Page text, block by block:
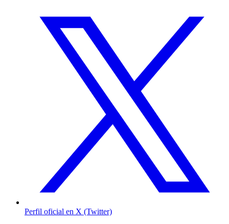
Perfil oficial en X (Twitter)